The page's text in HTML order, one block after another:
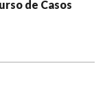
de Casos